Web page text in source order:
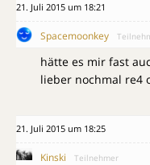
21. Juli 2015 um 18:21
Spacemoonkey
hätte es mir fast
lieber nochmal re4
21. Juli 2015 um 18:25
Kinski Teilnehmer